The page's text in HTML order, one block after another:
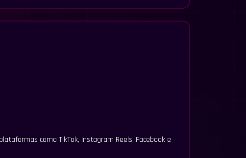
como TikTok, Instagram Reels, Facebook e